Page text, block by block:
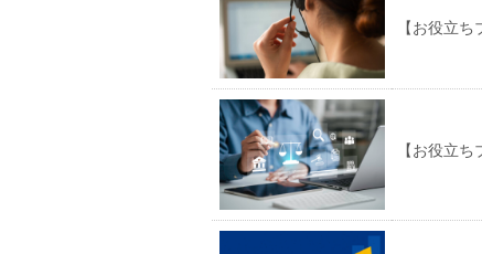
【お役立
【お役立